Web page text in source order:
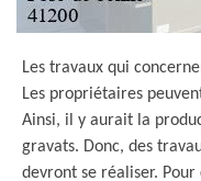
Les travaux qui
Les propriétaires
Ainsi, il y aurait la
gravats. Donc, des
devront se réaliser.